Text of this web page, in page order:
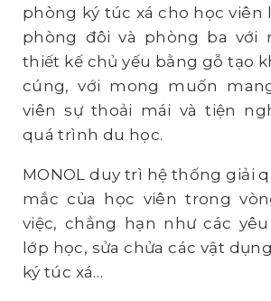
phòng ký túc xá cho học viên
phòng đôi và phòng ba với
thiết kế chủ yếu bằng gỗ tạo
cúng, với mong muốn
viên sự thoải mái và tiện
quá trình du học.
MONOL duy trì hệ thống giải
mắc của học viên trong
việc, chẳng hạn như các
lớp học, sửa chửa các vật
ký túc xá…